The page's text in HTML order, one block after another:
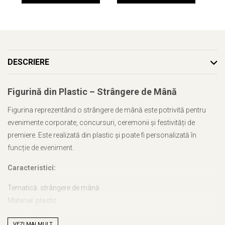
DESCRIERE
Figurină din Plastic – Strângere de Mână
Figurina reprezentând o strângere de mână este potrivită pentru
evenimente corporate, concursuri, ceremonii și festivități de
premiere. Este realizată din plastic și poate fi personalizată în
funcție de eveniment.
Caracteristici:
Tematică: strângere de mână
Material: plastic